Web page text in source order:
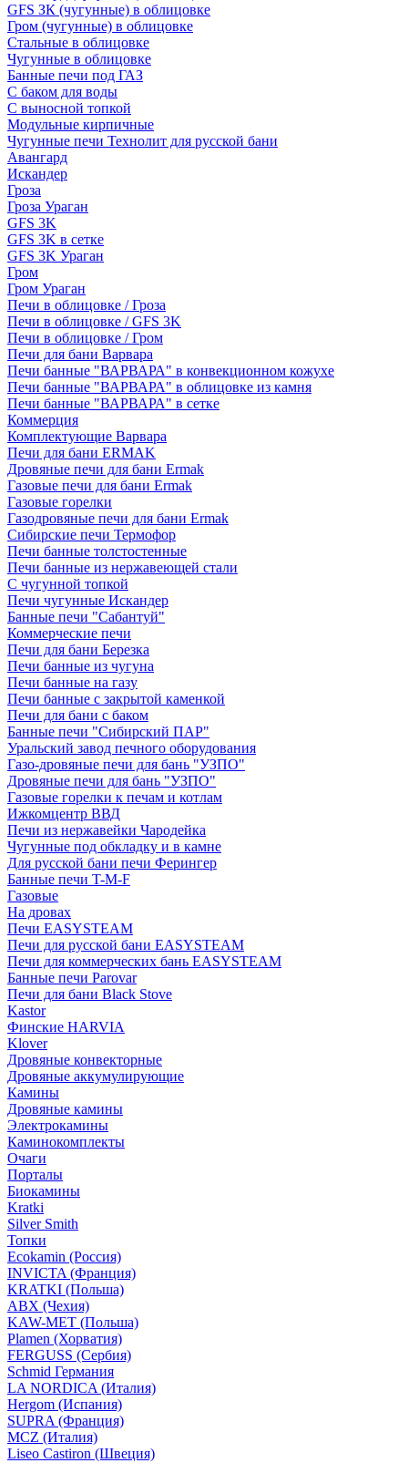
GFS ЗК (чугунные) в облицовке
Гром (чугунные) в облицовке
Стальные в облицовке
Чугунные в облицовке
Банные печи под ГАЗ
С баком для воды
С выносной топкой
Модульные кирпичные
Чугунные печи Технолит для русской бани
Авангард
Искандер
Гроза
Гроза Ураган
GFS 3K
GFS 3K в сетке
GFS 3K Ураган
Гром
Гром Ураган
Печи в облицовке / Гроза
Печи в облицовке / GFS 3K
Печи в облицовке / Гром
Печи для бани Варвара
Печи банные "ВАРВАРА" в конвекционном кожухе
Печи банные "ВАРВАРА" в облицовке из камня
Печи банные "ВАРВАРА" в сетке
Коммерция
Комплектующие Варвара
Печи для бани ERMAK
Дровяные печи для бани Ermak
Газовые печи для бани Ermak
Газовые горелки
Газодровяные печи для бани Ermak
Сибирские печи Термофор
Печи банные толстостенные
Печи банные из нержавеющей стали
С чугунной топкой
Печи чугунные Искандер
Банные печи "Сабантуй"
Коммерческие печи
Печи для бани Березка
Печи банные из чугуна
Печи банные на газу
Печи банные с закрытой каменкой
Печи для бани с баком
Банные печи "Сибирский ПАР"
Уральский завод печного оборудования
Газо-дровяные печи для бань "УЗПО"
Дровяные печи для бань "УЗПО"
Газовые горелки к печам и котлам
Ижкомцентр ВВД
Печи из нержавейки Чародейка
Чугунные под обкладку и в камне
Для русской бани печи Ферингер
Банные печи T-M-F
Газовые
На дровах
Печи EASYSTEAM
Печи для русской бани EASYSTEAM
Печи для коммерческих бань EASYSTEAM
Банные печи Parovar
Печи для бани Black Stove
Kastor
Финские HARVIA
Klover
Дровяные конвекторные
Дровяные аккумулирующие
Камины
Дровяные камины
Электрокамины
Каминокомплекты
Очаги
Порталы
Биокамины
Kratki
Silver Smith
Топки
Ecokamin (Россия)
INVICTA (Франция)
KRATKI (Польша)
ABX (Чехия)
KAW-MET (Польша)
Plamen (Хорватия)
FERGUSS (Сербия)
Schmid Германия
LA NORDICA (Италия)
Hergom (Испания)
SUPRA (Франция)
MCZ (Италия)
Liseo Castiron (Швеция)